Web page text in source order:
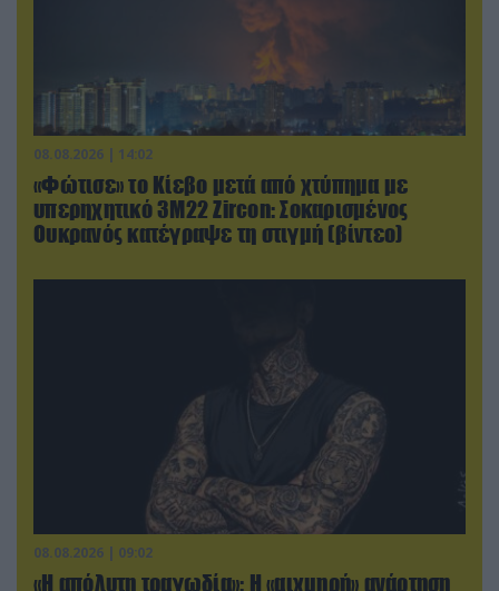
08.08.2026 | 14:02
«Φώτισε» το Κίεβο μετά από χτύπημα με
υπερηχητικό 3M22 Zircon: Σοκαρισμένος
Ουκρανός κατέγραψε τη στιγμή (βίντεο)
08.08.2026 | 09:02
«Η απόλυτη τραγωδία»: Η «αιχμηρή» ανάρτηση